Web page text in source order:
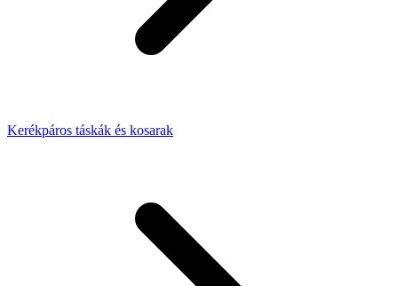
Kerékpáros táskák és kosarak